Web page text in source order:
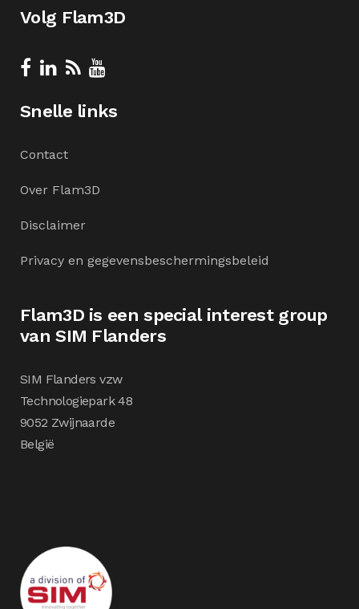
Volg Flam3D
Snelle links
Contact
Over Flam3D
Disclaimer
Privacy en gegevensbeschermingsbeleid
Flam3D is een special interest group
van SIM Flanders
SIM Flanders vzw
Technologiepark 48
9052 Zwijnaarde
België